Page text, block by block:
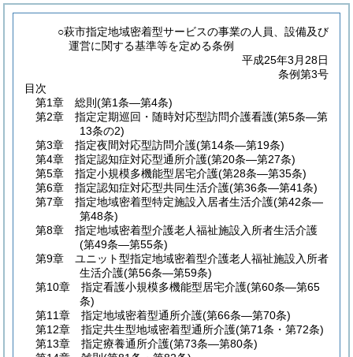
○萩市指定地域密着型サービスの事業の人員、設備及び
運営に関する基準等を定める条例
平成25年3月28日
条例第3号
目次
第1章
総則 (第1条―第4条)
第2章
指定定期巡回・随時対応型訪問介護看護(第5条―第
13条の2)
第3章
指定夜間対応型訪問介護(第14条―第19条)
第4章
指定認知症対応型通所介護(第20条―第27条)
第5章
指定小規模多機能型居宅介護(第28条―第35条)
第6章
指定認知症対応型共同生活介護(第36条―第41条)
第7章
指定地域密着型特定施設入居者生活介護(第42条―
第48条)
第8章
指定地域密着型介護老人福祉施設入所者生活介護
(第49条―第55条)
第9章
ユニット型指定地域密着型介護老人福祉施設入所者
生活介護(第56条―第59条)
第10章
指定看護小規模多機能型居宅介護(第60条―第65
条)
第11章
指定地域密着型通所介護(第66条―第70条)
第12章
指定共生型地域密着型通所介護(第71条・第72条)
第13章
指定療養通所介護(第73条―第80条)